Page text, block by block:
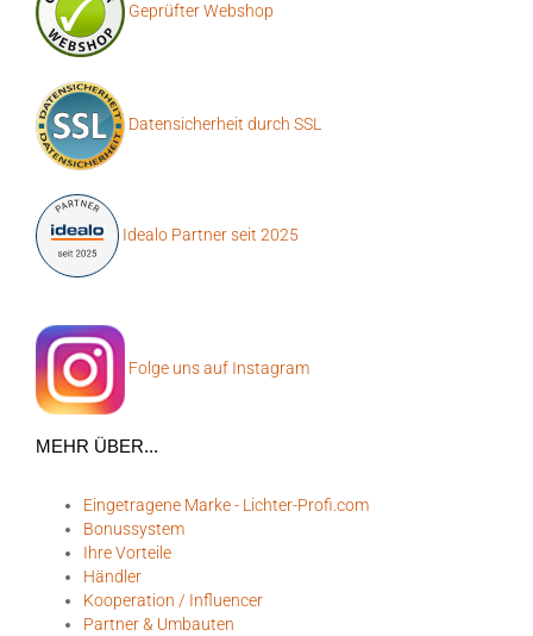
Geprüfter Webshop
Datensicherheit durch SSL
Idealo Partner seit 2025
Folge uns auf Instagram
MEHR ÜBER...
Eingetragene Marke - Lichter-Profi.com
Bonussystem
Ihre Vorteile
Händler
Kooperation / Influencer
Partner & Umbauten